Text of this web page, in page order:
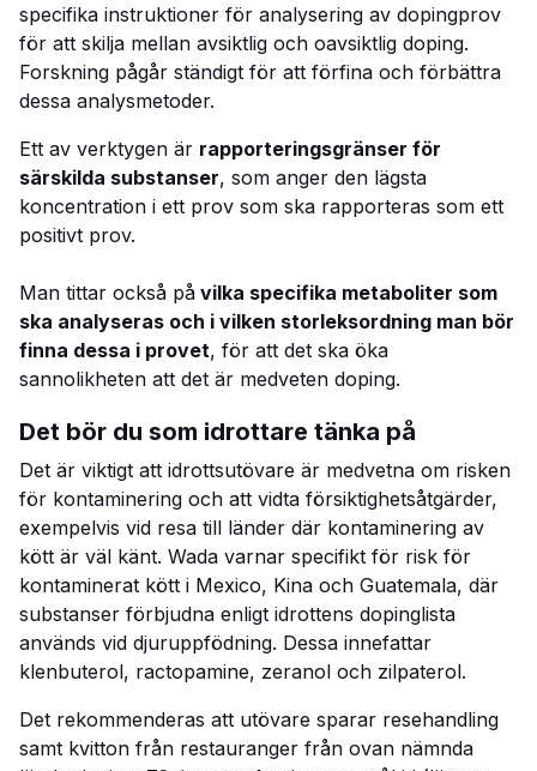
specifika instruktioner för analysering av dopingprov
för att skilja mellan avsiktlig och oavsiktlig doping.
Forskning pågår ständigt för att förfina och förbättra
dessa analysmetoder.
Ett av verktygen är rapporteringsgränser för
särskilda substanser, som anger den lägsta
koncentration i ett prov som ska rapporteras som ett
positivt prov.
Man tittar också på vilka specifika metaboliter som
ska analyseras och i vilken storleksordning man bör
finna dessa i provet, för att det ska öka
sannolikheten att det är medveten doping.
Det bör du som idrottare tänka på
Det är viktigt att idrottsutövare är medvetna om risken
för kontaminering och att vidta försiktighetsåtgärder,
exempelvis vid resa till länder där kontaminering av
kött är väl känt. Wada varnar specifikt för risk för
kontaminerat kött i Mexico, Kina och Guatemala, där
substanser förbjudna enligt idrottens dopinglista
används vid djuruppfödning. Dessa innefattar
klenbuterol, ractopamine, zeranol och zilpaterol.
Det rekommenderas att utövare sparar resehandling
samt kvitton från restauranger från ovan nämnda